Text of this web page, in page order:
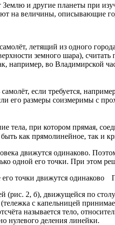
и другие планеты при
на величины, описывающие
земного шара),
например, во Владимирской
если требуется,
его размеры соизмеримы с
тела, при котором прямая,
как прямолинейное, так и
движутся одинаково.
одной его точки. При этом
(рис. 2, б), движущейся по
с капельницей
называется тело,
нулевого деления линейки.